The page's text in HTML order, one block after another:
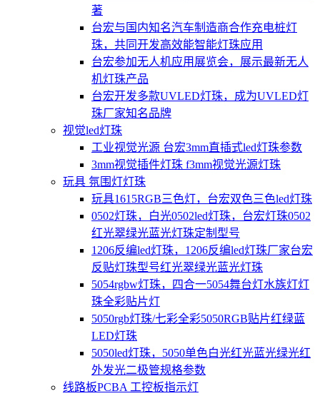
著
台宏与国内知名汽车制造商合作充电桩灯
珠，共同开发高效能智能灯珠应用
台宏参加无人机应用展览会，展示最新无人
机灯珠产品
台宏开发多款UVLED灯珠，成为UVLED灯
珠厂家知名品牌
视觉led灯珠
工业视觉光源 台宏3mm直插式led灯珠参数
3mm视觉插件灯珠 f3mm视觉光源灯珠
玩具 氛围灯灯珠
玩具1615RGB三色灯，台宏双色三色led灯珠
0502灯珠，白光0502led灯珠，台宏灯珠0502
红光翠绿光蓝光灯珠定制型号
1206反编led灯珠，1206反编led灯珠厂家台宏
反贴灯珠型号红光翠绿光蓝光灯珠
5054rgbw灯珠，四合一5054舞台灯水族灯灯
珠全彩贴片灯
5050rgb灯珠/七彩全彩5050RGB贴片红绿蓝
LED灯珠
5050led灯珠，5050单色白光红光蓝光绿光红
外发光二极管规格参数
线路板PCBA 工控板指示灯